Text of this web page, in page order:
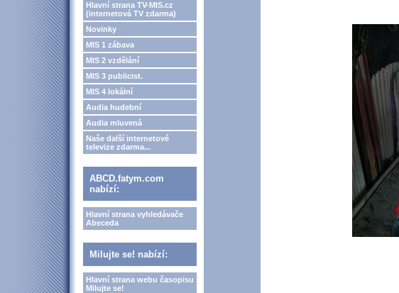
Hlavní strana TV-MIS.cz
(internetová TV zdarma)
Novinky
MIS 1 zábava
MIS 2 vzdělání
MIS 3 publicist.
MIS 4 lokální
Audia hudební
Audia mluvená
Naše další internetové
televize zdarma...
ABCD.fatym.com
nabízí:
Hlavní strana vyhledávače
Abeceda
Milujte se! nabízí:
Hlavní strana webu časopisu
Milujte se!